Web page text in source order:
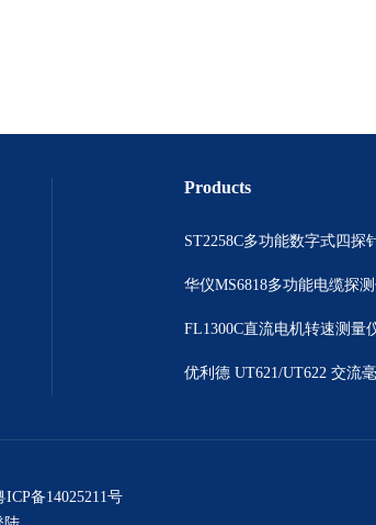
Products
华仪MS6818多功能电缆探
优利德 UT621/UT622 交流
ICP备14025211号